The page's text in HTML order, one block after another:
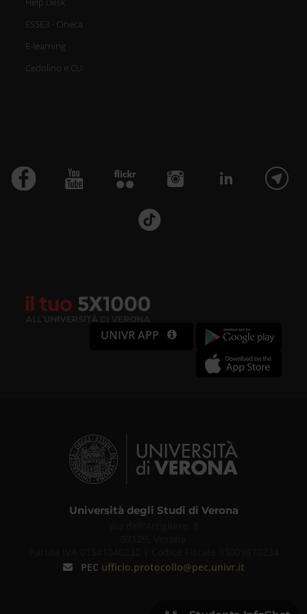
ESSE3 - Cineca
E-learning
Cedolino e CU
UNIVR APP
Università degli Studi di Verona
PEC ufficio.protocollo@pec.univr.it